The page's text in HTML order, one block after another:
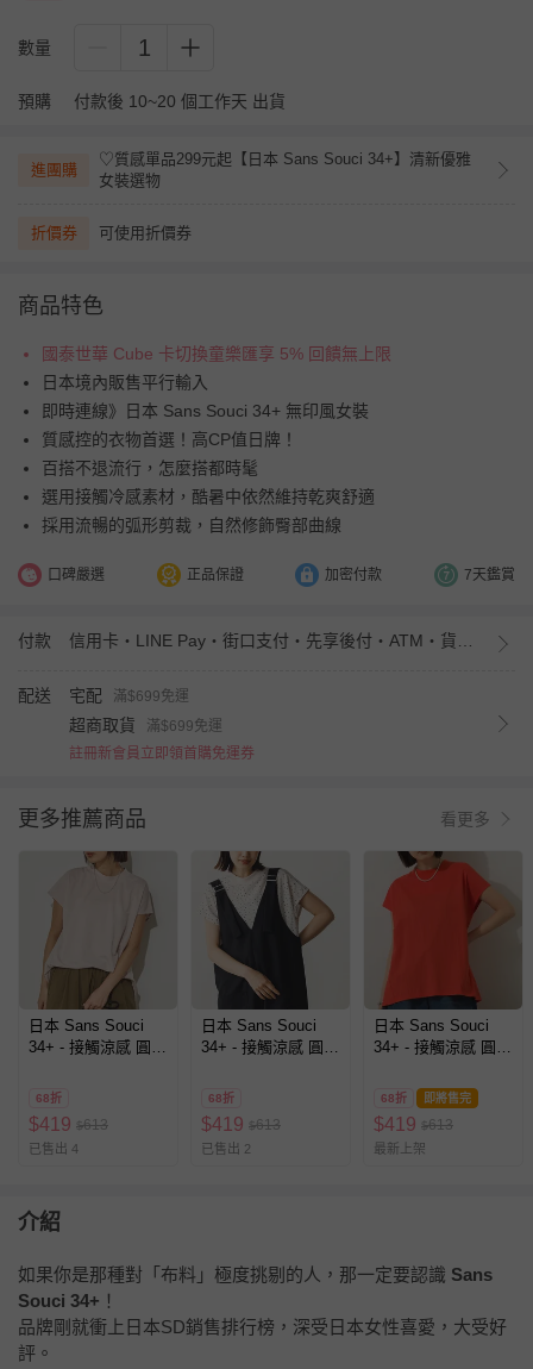
數量 1
預購 付款後 10~20 個工作天 出貨
進團購
♡質感單品299元起【日本 Sans Souci 34+】清新優雅
女裝選物
折價券 可使用折價券
商品特色
國泰世華 Cube 卡切換童樂匯享 5% 回饋無上限
日本境內販售平行輸入
即時連線》日本 Sans Souci 34+ 無印風女裝
質感控的衣物首選！高CP值日牌！
百搭不退流行，怎麼搭都時髦
選用接觸冷感素材，酷暑中依然維持乾爽舒適
採用流暢的弧形剪裁，自然修飾臀部曲線
口碑嚴選 正品保證 加密付款 7天鑑賞
付款
配送 宅配 滿$699免運
超商取貨
滿$699免運
註冊新會員立即領首購免運券
更多推薦商品 看更多
日本 Sans Souci
34+ - 接觸涼感 圓弧
杏
68折
$419 $613
已售出 4
日本 Sans Souci
34+ - 接觸涼感 圓弧
點-米白
68折
$419 $613
已售出 2
日本 Sans Souci
34+ - 接觸涼感 圓弧
紅
68折 即將售完
$419 $613
最新上架
介紹
如果你是那種對「布料」極度挑剔的人，那一定要認識 Sans
Souci 34+ ！
品牌剛就衝上日本SD銷售排行榜，深受日本女性喜愛，大受好
評。